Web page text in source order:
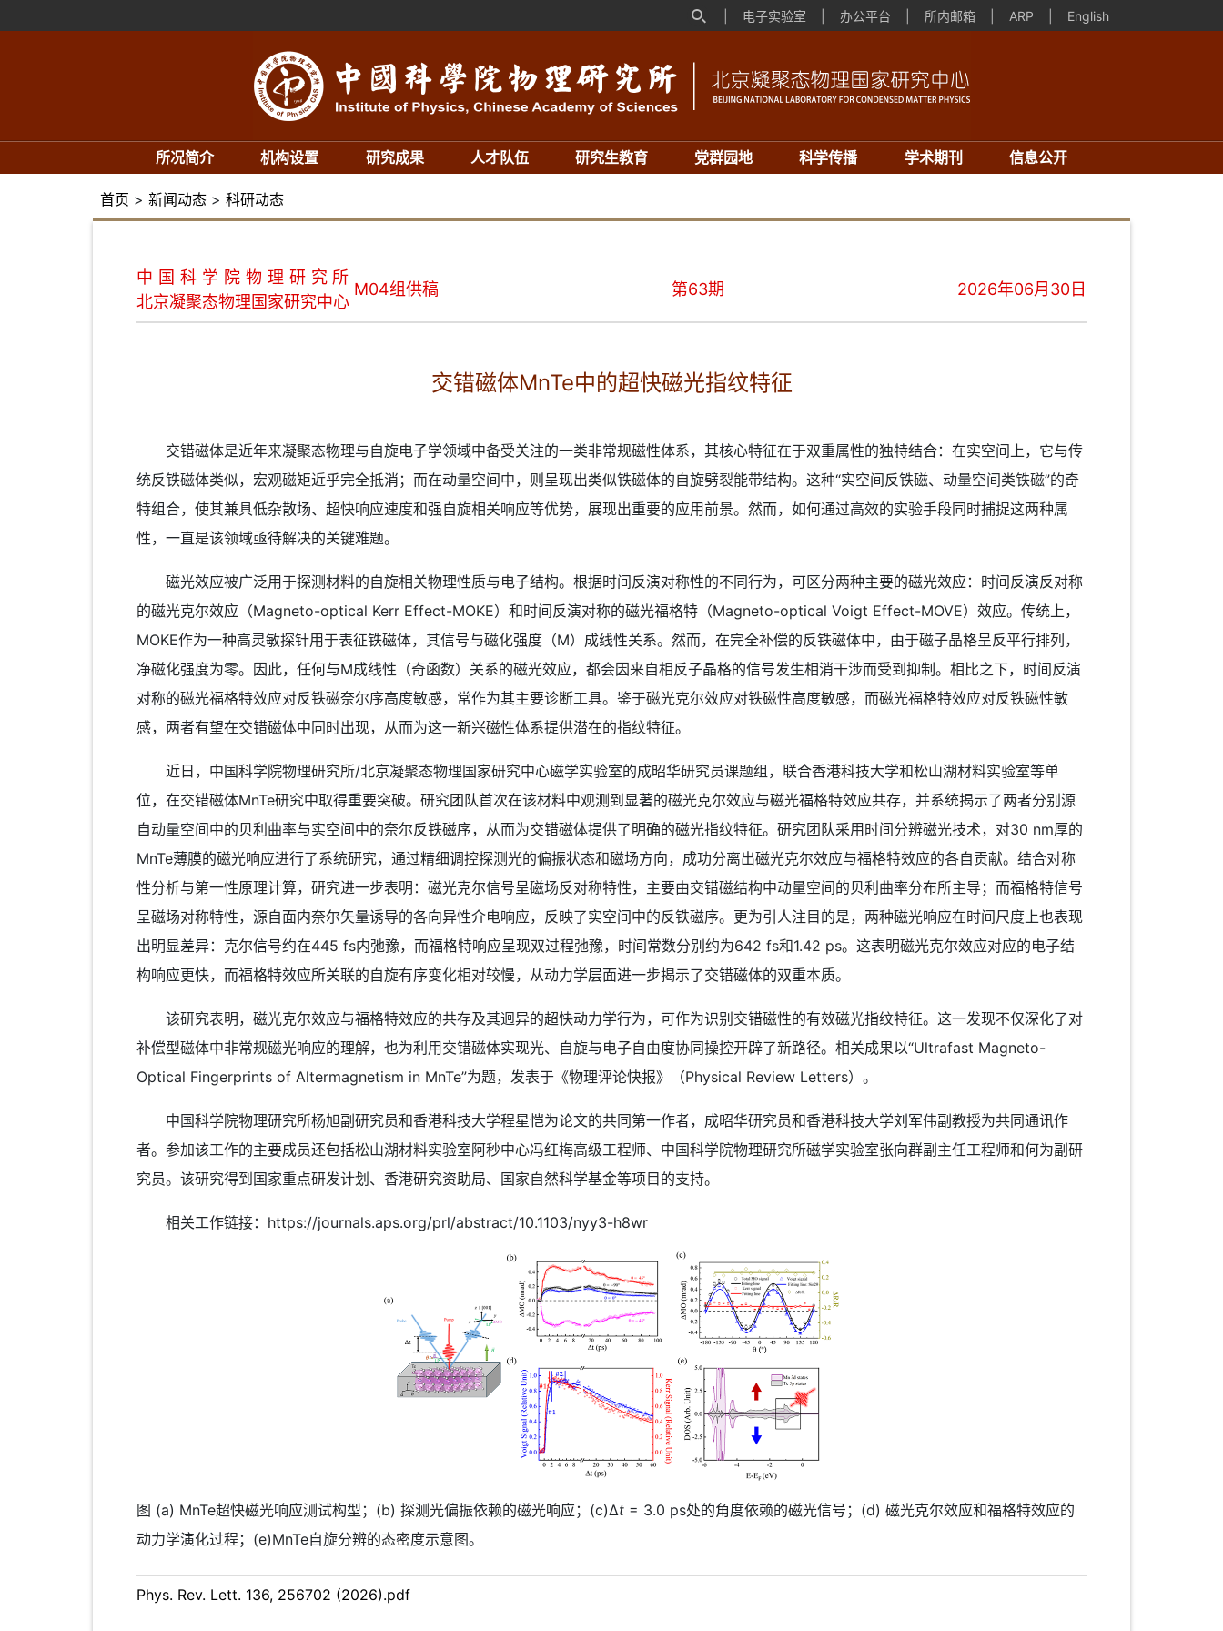
电子实验室 办公平台 所内邮箱 ARP English
所况简介 机构设置 研究成果 人才队伍 研究生教育 党群园地 科学传播 学术期刊 信息公开
首页 > 新闻动态 > 科研动态
中国科学院物理研究所
北京凝聚态物理国家研究中心
M04组供稿 第63期 2026年06月30日
交错磁体MnTe中的超快磁光指纹特征
交错磁体是近年来凝聚态物理与自旋电子学领域中备受关注的一类非常规磁性体系，其核心特征在于双重属性的独特结合：在实空间上，它与传
统反铁磁体类似，宏观磁矩近乎完全抵消；而在动量空间中，则呈现出类似铁磁体的自旋劈裂能带结构。这种“实空间反铁磁、动量空间类铁磁”的奇
特组合，使其兼具低杂散场、超快响应速度和强自旋相关响应等优势，展现出重要的应用前景。然而，如何通过高效的实验手段同时捕捉这两种属
性，一直是该领域亟待解决的关键难题。
磁光效应被广泛用于探测材料的自旋相关物理性质与电子结构。根据时间反演对称性的不同行为，可区分两种主要的磁光效应：时间反演反对称
的磁光克尔效应（Magneto-optical Kerr Effect-MOKE）和时间反演对称的磁光福格特（Magneto-optical Voigt Effect-MOVE）效应。传统上，
MOKE作为一种高灵敏探针用于表征铁磁体，其信号与磁化强度（M）成线性关系。然而，在完全补偿的反铁磁体中，由于磁子晶格呈反平行排列，
净磁化强度为零。因此，任何与M成线性（奇函数）关系的磁光效应，都会因来自相反子晶格的信号发生相消干涉而受到抑制。相比之下，时间反演
对称的磁光福格特效应对反铁磁奈尔序高度敏感，常作为其主要诊断工具。鉴于磁光克尔效应对铁磁性高度敏感，而磁光福格特效应对反铁磁性敏
感，两者有望在交错磁体中同时出现，从而为这一新兴磁性体系提供潜在的指纹特征。
近日，中国科学院物理研究所/北京凝聚态物理国家研究中心磁学实验室的成昭华研究员课题组，联合香港科技大学和松山湖材料实验室等单
位，在交错磁体MnTe研究中取得重要突破。研究团队首次在该材料中观测到显著的磁光克尔效应与磁光福格特效应共存，并系统揭示了两者分别源
自动量空间中的贝利曲率与实空间中的奈尔反铁磁序，从而为交错磁体提供了明确的磁光指纹特征。研究团队采用时间分辨磁光技术，对30 nm厚的
MnTe薄膜的磁光响应进行了系统研究，通过精细调控探测光的偏振状态和磁场方向，成功分离出磁光克尔效应与福格特效应的各自贡献。结合对称
性分析与第一性原理计算，研究进一步表明：磁光克尔信号呈磁场反对称特性，主要由交错磁结构中动量空间的贝利曲率分布所主导；而福格特信号
呈磁场对称特性，源自面内奈尔矢量诱导的各向异性介电响应，反映了实空间中的反铁磁序。更为引人注目的是，两种磁光响应在时间尺度上也表现
出明显差异：克尔信号约在445 fs内弛豫，而福格特响应呈现双过程弛豫，时间常数分别约为642 fs和1.42 ps。这表明磁光克尔效应对应的电子结
构响应更快，而福格特效应所关联的自旋有序变化相对较慢，从动力学层面进一步揭示了交错磁体的双重本质。
该研究表明，磁光克尔效应与福格特效应的共存及其迥异的超快动力学行为，可作为识别交错磁性的有效磁光指纹特征。这一发现不仅深化了对
补偿型磁体中非常规磁光响应的理解，也为利用交错磁体实现光、自旋与电子自由度协同操控开辟了新路径。相关成果以“Ultrafast Magneto-
Optical Fingerprints of Altermagnetism in MnTe”为题，发表于《物理评论快报》（Physical Review Letters）。
中国科学院物理研究所杨旭副研究员和香港科技大学程星恺为论文的共同第一作者，成昭华研究员和香港科技大学刘军伟副教授为共同通讯作
者。参加该工作的主要成员还包括松山湖材料实验室阿秒中心冯红梅高级工程师、中国科学院物理研究所磁学实验室张向群副主任工程师和何为副研
究员。该研究得到国家重点研发计划、香港研究资助局、国家自然科学基金等项目的支持。
相关工作链接：https://journals.aps.org/prl/abstract/10.1103/nyy3-h8wr
图 (a) MnTe超快磁光响应测试构型；(b) 探测光偏振依赖的磁光响应；(c)Δt = 3.0 ps处的角度依赖的磁光信号；(d) 磁光克尔效应和福格特效应的
动力学演化过程；(e)MnTe自旋分辨的态密度示意图。
Phys. Rev. Lett. 136, 256702 (2026).pdf